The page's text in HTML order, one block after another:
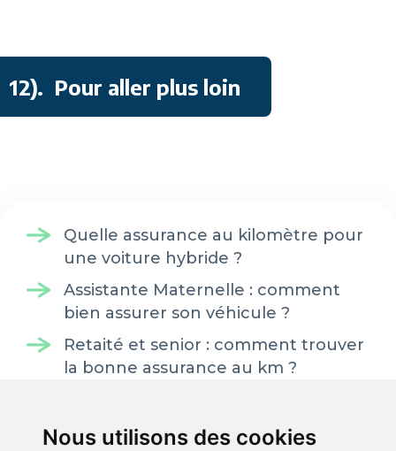
Nous utilisons des cookies
12). Pour aller plus loin
Quelle assurance au kilomètre pour
une voiture hybride ?
Assistante Maternelle : comment
bien assurer son véhicule ?
Retaité et senior : comment trouver
la bonne assurance au km ?